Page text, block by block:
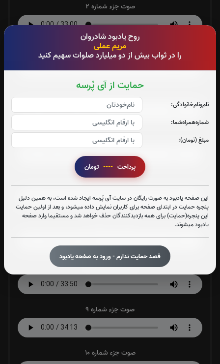
روح یادبود شادروان
مریم عملی
را در ثواب بیش از دو میلیارد صلوات سهیم کنید
حمایت از آی پُرسه
نام‌و‌نام‌خانوادگی:
شماره‌همراه‌شما:
مبلغ (تومان):
پرداخت ----
این صفحه یادبود به صورت رایگان در سایت آی پُرسه ایجاد شده است، به همین دلیل
پنجره حمایت در ابتدای صفحه برای کاربران نمایش داده میشود، و بعد از اولین حمایت
این پنجره(حمایت) برای همه بازدیدکنندگان حذف خواهد شد و مستقیما وارد صفحه
یادبود میشوند.
قصد حمایت ندارم - ورود به صفحه یادبود
صوت جزء شماره 2
صوت جزء شماره 3
صوت جزء شماره 4
صوت جزء شماره 5
صوت جزء شماره 6
صوت جزء شماره 8
صوت جزء شماره 9
صوت جزء شماره 10